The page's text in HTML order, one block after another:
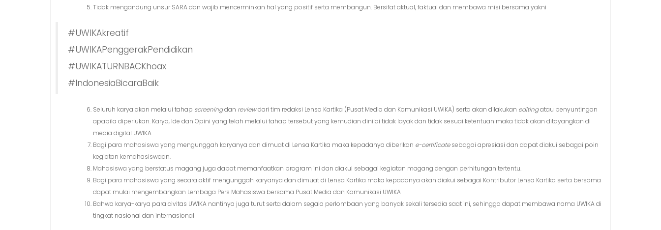
Tidak mengandung unsur SARA dan wajib mencerminkan hal yang positif serta membangun. Bersifat aktual, faktual dan membawa misi bersama yakni
#UWIKAkreatif
#UWIKAPenggerakPendidikan
#UWIKATURNBACKhoax
#IndonesiaBicaraBaik
Seluruh karya akan melalui tahap screeningdan reviewdari tim redaksi Lensa Kartika (Pusat Media dan Komunikasi UWIKA) serta akan dilakukan editingatau penyuntingan
apabila diperlukan. Karya, Ide dan Opini yang telah melalui tahap tersebut yang kemudian dinilai tidak layak dan tidak sesuai ketentuan maka tidak akan ditayangkan di
media digital UWIKA
Bagi para mahasiswa yang mengunggah karyanya dan dimuat di Lensa Kartika maka kepadanya diberikan e-certificatesebagai apresiasi dan dapat diakui sebagai poin
kegiatan kemahasiswaan.
Mahasiswa yang berstatus magang juga dapat memanfaatkan program ini dan diakui sebagai kegiatan magang dengan perhitungan tertentu.
Bagi para mahasiswa yang secara aktif mengunggah karyanya dan dimuat di Lensa Kartika maka kepadanya akan diakui sebagai Kontributor Lensa Kartika serta bersama
dapat mulai mengembangkan Lembaga Pers Mahasiswa bersama Pusat Media dan Komunikasi UWIKA
Bahwa karya-karya para civitas UWIKA nantinya juga turut serta dalam segala perlombaan yang banyak sekali tersedia saat ini, sehingga dapat membawa nama UWIKA di
tingkat nasional dan internasional